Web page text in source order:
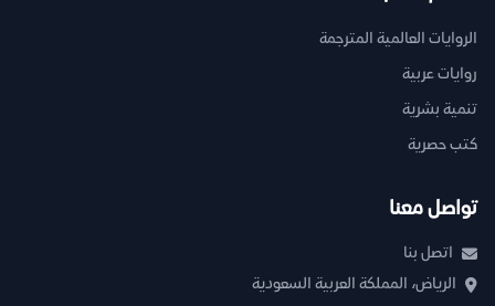
الروايات العالمية المترجمة
روايات عربية
تنمية بشرية
كتب حصرية
تواصل معنا
اتصل بنا
الرياض، المملكة العربية السعودية